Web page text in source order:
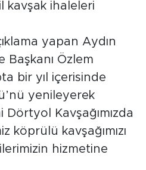
kavşak ihaleleri
yapan Aydın
Başkanı Özlem
bir yıl içerisinde
yenileyerek
Kavşağımızda
köprülü kavşağımızı
hizmetine